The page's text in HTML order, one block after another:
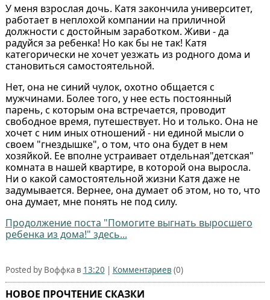
У меня взрослая дочь. Катя закончила университет,
работает в неплохой компании на приличной
должности с достойным заработком. Живи - да
радуйся за ребенка! Но как бы не так! Катя
категорически не хочет уезжать из родного дома и
становиться самостоятельной.
Нет, она не синий чулок, охотно общается с
мужчинами. Более того, у нее есть постоянный
парень, с которым она встречается, проводит
свободное время, путешествует. Но и только. Она не
хочет с ним иных отношений - ни единой мысли о
своем "гнездышке", о том, что она будет в нем
хозяйкой. Ее вполне устраивает отдельная"детская"
комната в нашей квартире, в которой она выросла.
Ни о какой самостоятельной жизни Катя даже не
задумывается. Вернее, она думает об этом, но то, что
она думает, мне понять не под силу.
Продолжение поста "Помогите выгнать выросшего
ребенка из дома!" здесь...
Posted by Воффка в 13:20 | Комментариев (0)
НОВОЕ ПРОЧТЕНИЕ СКАЗКИ